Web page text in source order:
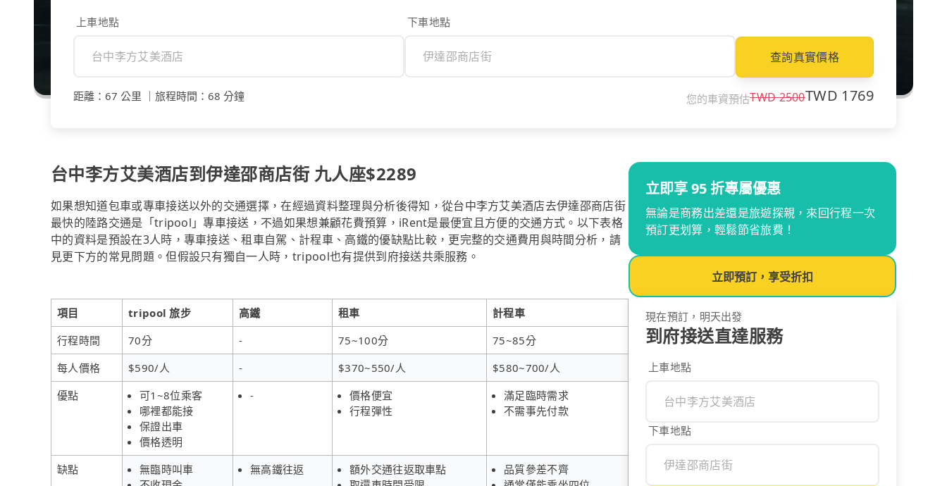
上車地點 下車地點
查詢真實價格
距離 ： 67 公里 旅程時間 ： 68 分鐘 您的車資預估TWD2500TWD 1769
台中李方艾美酒店到伊達邵商店街 九人座$2289
如果想知道包車或專車接送以外的交通選擇，在經過資料整理與分析後得知，從台中李方艾美酒店去伊達邵商店街
最快的陸路交通是「tripool」專車接送，不過如果想兼顧花費預算，iRent是最便宜且方便的交通方式。以下表格
中的資料是預設在3人時，專車接送、租車自駕、計程車、高鐵的優缺點比較，更完整的交通費用與時間分析，請
見更下方的常見問題。但假設只有獨自一人時，tripool也有提供到府接送共乘服務。
項目 tripool 旅步 高鐵 租車
計程車
行程時間
70分 - 75~100分
75~85分
每人價格
$590/人 - $370~550/人
$580~700/人
優點
可1~8位乘客
哪裡都能接
保證出車
價格透明
-
價格便宜
行程彈性
滿足臨時需求
不需事先付款
缺點
無臨時叫車
無高鐵往返
額外交通往返取車點
品質參差不齊
立即享 95 折專屬優惠
無論是商務出差還是旅遊探親，來回行程一次
預訂更划算，輕鬆節省旅費！
立即預訂，享受折扣
現在預訂，明天出發
到府接送直達服務
上車地點
下車地點